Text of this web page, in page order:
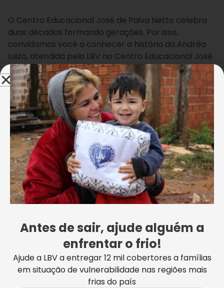
O Centro Educacional José de Paiva Netto celebra
duas décadas formando gerações. Por isso,
convidamos você a conhecer a história da Andréa
Luiza, atendida pela LBV no Centro Educacional José
de Paiva Netto, na capital fluminense. Ela conta o
que aprendeu na Escola da LBV, e após ter toda a
sua formação na Instituição, foi selecionada para
carregar a Tocha Olímpica nos Jogos do Rio, em
2016.
Antes de sair, ajude alguém a
enfrentar o frio!
Ajude a LBV a entregar 12 mil cobertores a famílias
em situação de vulnerabilidade nas regiões mais
frias do país